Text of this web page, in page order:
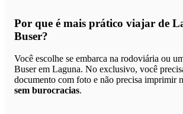
Por que é mais prático viajar de
Buser?
Você escolhe se embarca na rodoviária ou
Buser em Laguna. No exclusivo, você
documento com foto e não precisa imprimir
sem burocracias.